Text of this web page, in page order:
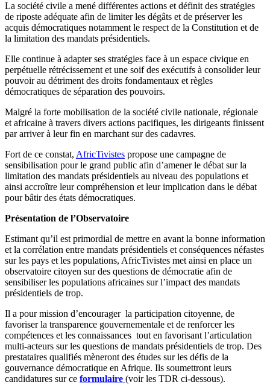
La société civile a mené différentes actions et définit des stratégies
de riposte adéquate afin de limiter les dégâts et de préserver les
acquis démocratiques notamment le respect de la Constitution et de
la limitation des mandats présidentiels.
Elle continue à adapter ses stratégies face à un espace civique en
perpétuelle rétrécissement et une soif des exécutifs à consolider leur
pouvoir au détriment des droits fondamentaux et règles
démocratiques de séparation des pouvoirs.
Malgré la forte mobilisation de la société civile nationale, régionale
et africaine à travers divers actions pacifiques, les dirigeants finissent
par arriver à leur fin en marchant sur des cadavres.
Fort de ce constat, AfricTivistes propose une campagne de
sensibilisation pour le grand public afin d’amener le débat sur la
limitation des mandats présidentiels au niveau des populations et
ainsi accroître leur compréhension et leur implication dans le débat
pour bâtir des états démocratiques.
Présentation de l’Observatoire
Estimant qu’il est primordial de mettre en avant la bonne information
et la corrélation entre mandats présidentiels et conséquences néfastes
sur les pays et les populations, AfricTivistes met ainsi en place un
observatoire citoyen sur des questions de démocratie afin de
sensibiliser les populations africaines sur l’impact des mandats
présidentiels de trop.
Il a pour mission d’encourager la participation citoyenne, de
favoriser la transparence gouvernementale et de renforcer les
compétences et les connaissances tout en favorisant l’articulation
multi-acteurs sur les questions de mandats présidentiels de trop. Des
prestataires qualifiés mèneront des études sur les défis de la
gouvernance démocratique en Afrique. Ils soumettront leurs
candidatures sur ce formulaire (voir les TDR ci-dessous).